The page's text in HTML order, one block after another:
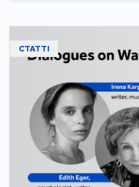
СТАТТІ